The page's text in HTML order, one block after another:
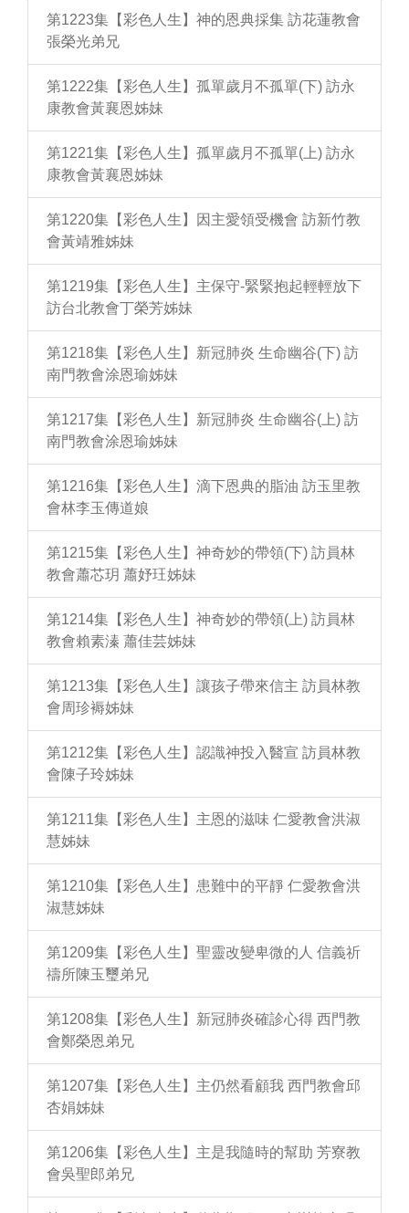
第1223集【彩色人生】神的恩典採集 訪花蓮教會
張榮光弟兄
第1222集【彩色人生】孤單歲月不孤單(下) 訪永
康教會黃襄恩姊妹
第1221集【彩色人生】孤單歲月不孤單(上) 訪永
康教會黃襄恩姊妹
第1220集【彩色人生】因主愛領受機會 訪新竹教
會黃靖雅姊妹
第1219集【彩色人生】主保守-緊緊抱起輕輕放下
訪台北教會丁榮芳姊妹
第1218集【彩色人生】新冠肺炎 生命幽谷(下) 訪
南門教會涂恩瑜姊妹
第1217集【彩色人生】新冠肺炎 生命幽谷(上) 訪
南門教會涂恩瑜姊妹
第1216集【彩色人生】滴下恩典的脂油 訪玉里教
會林李玉傳道娘
第1215集【彩色人生】神奇妙的帶領(下) 訪員林
教會蕭芯玥 蕭妤玨姊妹
第1214集【彩色人生】神奇妙的帶領(上) 訪員林
教會賴素溱 蕭佳芸姊妹
第1213集【彩色人生】讓孩子帶來信主 訪員林教
會周珍褥姊妹
第1212集【彩色人生】認識神投入醫宣 訪員林教
會陳子玲姊妹
第1211集【彩色人生】主恩的滋味 仁愛教會洪淑
慧姊妹
第1210集【彩色人生】患難中的平靜 仁愛教會洪
淑慧姊妹
第1209集【彩色人生】聖靈改變卑微的人 信義祈
禱所陳玉璽弟兄
第1208集【彩色人生】新冠肺炎確診心得 西門教
會鄭榮恩弟兄
第1207集【彩色人生】主仍然看顧我 西門教會邱
杏娟姊妹
第1206集【彩色人生】主是我隨時的幫助 芳寮教
會吳聖郎弟兄